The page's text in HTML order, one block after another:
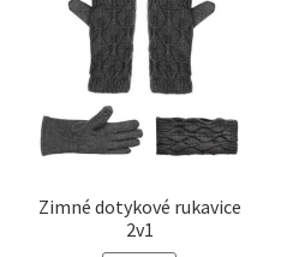
Zimné dotykové rukavice
2v1